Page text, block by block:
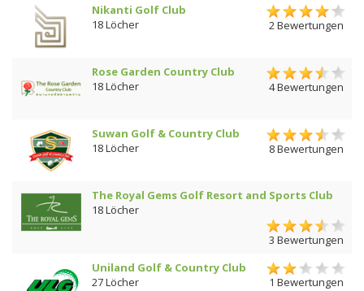
Nikanti Golf Club
18 Löcher
2 Bewertungen
Rose Garden Country Club
18 Löcher
4 Bewertungen
Suwan Golf & Country Club
18 Löcher
8 Bewertungen
The Royal Gems Golf Resort and Sports Club
18 Löcher
3 Bewertungen
Uniland Golf & Country Club
27 Löcher
1 Bewertungen